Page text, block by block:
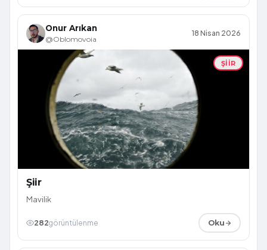
Onur Arıkan
@Oblomovoia
18 Nisan 2026
ŞIIR
Şiir
Mavilik
282görüntülenme Oku